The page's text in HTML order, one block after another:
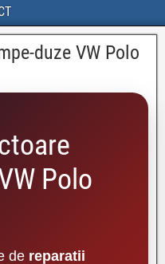
duze VW Polo
Polo
de reparatii